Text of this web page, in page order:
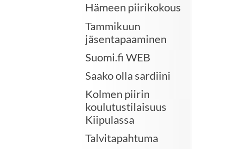
Hämeen piirikokous
Tammikuun
jäsentapaaminen
Suomi.fi WEB
Saako olla sardiini
Kolmen piirin
koulutustilaisuus
Kiipulassa
Talvitapahtuma